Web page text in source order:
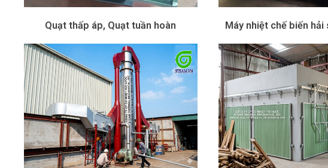
Quạt thấp áp, Quạt tuần hoàn Máy nhiệt chế biến hải